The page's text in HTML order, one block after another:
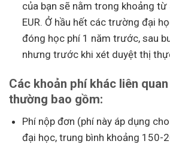
của bạn sẽ nằm trong khoảng
EUR. Ở hầu hết các trường đại
đóng học phí 1 năm trước, sau
nhưng trước khi xét duyệt thị
Các khoản phí khác liên
thường bao gồm:
Phí nộp đơn (phí này áp dụng
đại học, trung bình khoảng 150-